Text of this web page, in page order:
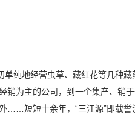
单纯地经营虫草、藏红花等几种
销为主的公司，到一个集产、销
……短短十余年，“三江源”即载